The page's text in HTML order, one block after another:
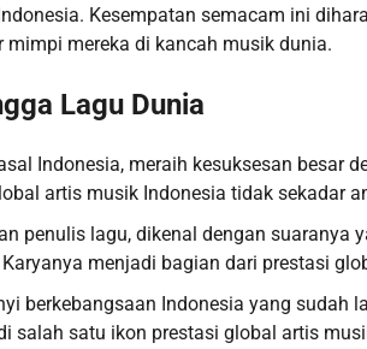
Kesempatan semacam ini
mimpi mereka di kancah musik dunia.
Lagu Dunia
Indonesia, meraih kesuksesan besar
artis musik Indonesia tidak sekadar
penulis lagu, dikenal dengan
menjadi bagian dari prestasi
berkebangsaan Indonesia yang sudah
salah satu ikon prestasi global artis